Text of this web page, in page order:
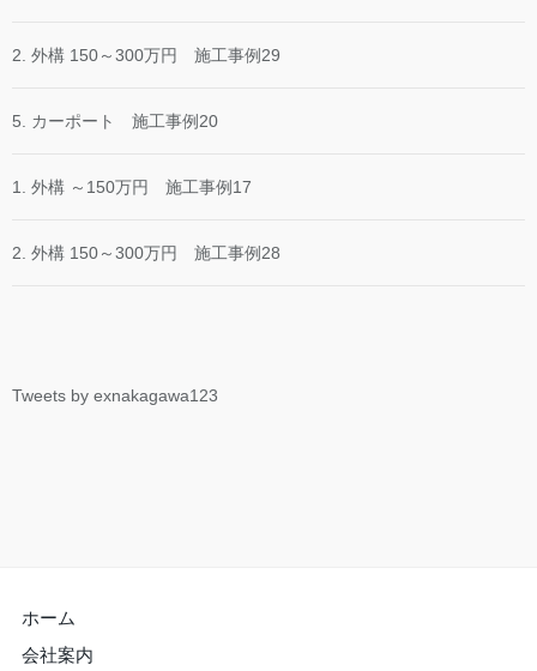
2. 外構 150～300万円 施工事例29
5. カーポート 施工事例20
1. 外構 ～150万円 施工事例17
2. 外構 150～300万円 施工事例28
Tweets by exnakagawa123
ホーム
会社案内